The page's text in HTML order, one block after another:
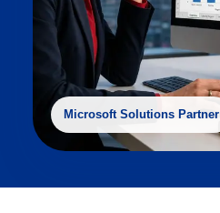
Microsoft Solutions Partner